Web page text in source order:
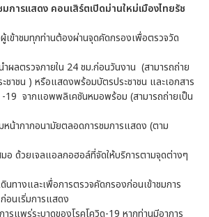
มการแสดง คอนเสิร์ตเปิดม่านใหม่เมืองไทยรัช
เข้าชมทุกท่านต้องผ่านจุดคัดกรองเพื่อตรวจวัด
ผลตรวจภายใน 24 ชม.ก่อนวันงาน (สามารถถ่าย
ชาชน ) หรือแสดงพร้อมบัตรประชาชน และเอกสาร
-19 จากแอพพลิเคชันหมอพร้อม (สามารถถ่ายเป็น
หน้ากากอนามัยตลอดการชมการแสดง (ตาม
มอ ด้วยเจลแอลกอฮอล์ที่จัดให้บริการตามจุดต่างๆ
นทางและเพื่อการตรวจคัดกรองก่อนเข้าชมการ
อนเริ่มการแสดง
รแพร่ระบาดของโรคโควิด-19 หากท่านมีอาการ